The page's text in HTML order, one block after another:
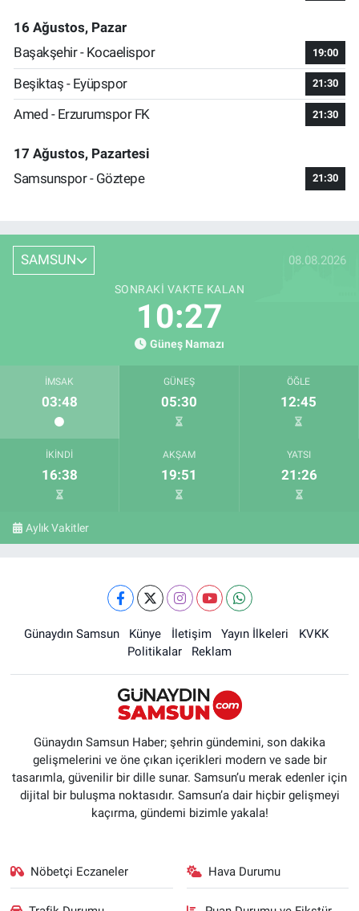
16 Ağustos, Pazar
Başakşehir - Kocaelispor
19:00
Beşiktaş - Eyüpspor 21:30
Amed - Erzurumspor FK 21:30
17 Ağustos, Pazartesi
Samsunspor - Göztepe
21:30
SAMSUN 08.08.2026
SONRAKI VAKTE KALAN
10:26
Güneş Namazı
İMSAK
03:48
GÜNEŞ
05:30
ÖĞLE
12:45
İKINDI
16:38
AKŞAM
19:51
YATSI
21:26
Aylık Vakitler
Günaydın Samsun Künye İletişim Yayın İlkeleri
KVKK
Politikalar
Reklam
Günaydın Samsun Haber; şehrin gündemini, son dakika
gelişmelerini ve öne çıkan içerikleri modern ve sade bir
tasarımla, güvenilir bir dille sunar. Samsun’u merak edenler için
dijital bir buluşma noktasıdır. Samsun’a dair hiçbir gelişmeyi
kaçırma, gündemi bizimle yakala!
Nöbetçi Eczaneler Hava Durumu